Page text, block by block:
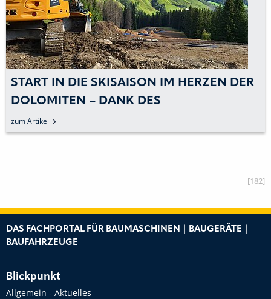
START IN DIE SKISAISON IM HERZEN DER
DOLOMITEN – DANK DES
SCHAUFELSEPARATORS MB-HDS314 VON
MB CRUSHER
zum Artikel
[182]
DAS FACHPORTAL FÜR BAUMASCHINEN | BAUGERÄTE |
BAUFAHRZEUGE
Blickpunkt
Allgemein - Aktuelles